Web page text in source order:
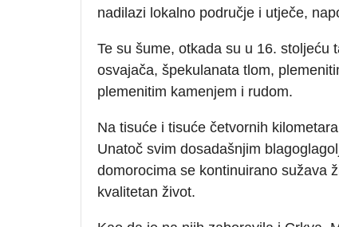
nadilazi lokalno područje i utječe,
Te su šume, otkada su u 16. stoljeću
osvajača, špekulanata tlom,
plemenitim kamenjem i rudom.
Na tisuće i tisuće četvornih
Unatoč svim dosadašnjim
domorocima se kontinuirano sužava
kvalitetan život.